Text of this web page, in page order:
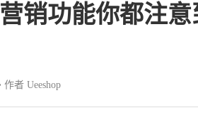
销功能你都注
作者 Ueeshop